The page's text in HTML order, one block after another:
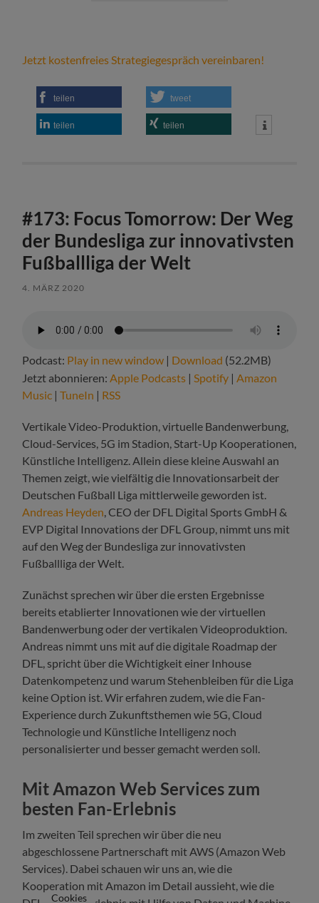
Jetzt kostenfreies Strategiegespräch vereinbaren!
teilen tweet
teilen teilen
#173: Focus Tomorrow: Der Weg
der Bundesliga zur innovativsten
Fußballliga der Welt
4. MÄRZ 2020
Podcast: Play in new window | Download (52.2MB)
Jetzt abonnieren:Apple Podcasts |Spotify |Amazon
Music |TuneIn | RSS
Vertikale Video-Produktion, virtuelle Bandenwerbung,
Cloud-Services, 5G im Stadion, Start-Up Kooperationen,
Künstliche Intelligenz. Allein diese kleine Auswahl an
Themen zeigt, wie vielfältig die Innovationsarbeit der
Deutschen Fußball Liga mittlerweile geworden ist.
Andreas Heyden, CEO der DFL Digital Sports GmbH &
EVP Digital Innovations der DFL Group, nimmt uns mit
auf den Weg der Bundesliga zur innovativsten
Fußballliga der Welt.
Zunächst sprechen wir über die ersten Ergebnisse
bereits etablierter Innovationen wie der virtuellen
Bandenwerbung oder der vertikalen Videoproduktion.
Andreas nimmt uns mit auf die digitale Roadmap der
DFL, spricht über die Wichtigkeit einer Inhouse
Datenkompetenz und warum Stehenbleiben für die Liga
keine Option ist. Wir erfahren zudem, wie die Fan-
Experience durch Zukunftsthemen wie 5G, Cloud
Technologie und Künstliche Intelligenz noch
personalisierter und besser gemacht werden soll.
Mit Amazon Web Services zum
besten Fan-Erlebnis
Im zweiten Teil sprechen wir über die neu
abgeschlossene Partnerschaft mit AWS (Amazon Web
Services). Dabei schauen wir uns an, wie die
Kooperation mit Amazon im Detail aussieht, wie die
Cookies